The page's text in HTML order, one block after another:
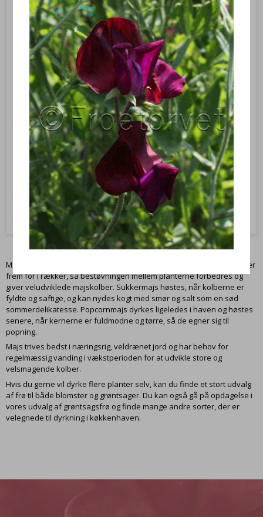
Sukkermajs ‘Tasty Sweet’ F1 – Zea mays – Frø (ca. 50 stk)
VG1240
Majsfrø Zea Mays Tasty Sweet F1– Sukkermajs
27,95 DKK
Vis produkt
Majsplanter er vindbestøvede og bør derfor plantes i mindre firkanter
frem for i rækker, så bestøvningen mellem planterne forbedres og
giver veludviklede majskolber. Sukkermajs høstes, når kolberne er
fyldte og saftige, og kan nydes kogt med smør og salt som en sød
sommerdelikatesse. Popcornmajs dyrkes ligeledes i haven og høstes
senere, når kernerne er fuldmodne og tørre, så de egner sig til
popning.
Majs trives bedst i næringsrig, veldrænet jord og har behov for
regelmæssig vanding i vækstperioden for at udvikle store og
velsmagende kolber.
Hvis du gerne vil dyrke flere planter selv, kan du finde et stort udvalg
af frø til både blomster og grøntsager. Du kan også gå på opdagelse i
vores udvalg af grøntsagsfrø og finde mange andre sorter, der er
velegnede til dyrkning i køkkenhaven.